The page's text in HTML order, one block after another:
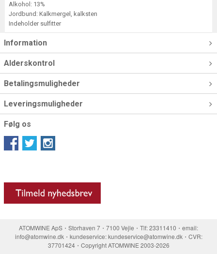
Alkohol: 13%
Jordbund: Kalkmergel, kalksten
Indeholder sulfitter
Information
Alderskontrol
Betalingsmuligheder
Leveringsmuligheder
Følg os
ATOMWINE ApS・Storhaven 7・7100 Vejle・Tlf: 23311410・email:
info@atomwine.dk・kundeservice: kundeservice@atomwine.dk・CVR:
37701424・Copyright ATOMWINE 2003-2026